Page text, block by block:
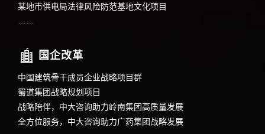
某地市供电局法律风险防范基地文化项目
国企改革
中国建筑骨干成员企业战略项目群
蜀道集团战略规划项目
战略陪伴，中大咨询助力岭南集团高质量发展
全方位服务，中大咨询助力广药集团战略发展